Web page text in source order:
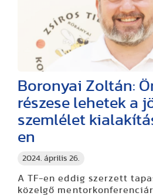
2024. április 26.
Boronyai Zoltán:
részese lehetek a
szemlélet
en
A TF-en eddig szerzett
közelgő